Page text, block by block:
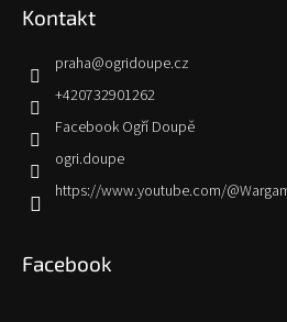
Kontakt
praha@ogridoupe.cz
+420732901262
Facebook Ogří Doupě
ogri.doupe
https://www.youtube.com/
Facebook